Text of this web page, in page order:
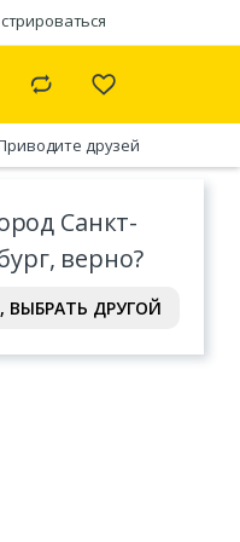
Санкт-
верно?
ВЫБРАТЬ ДРУГОЙ
друзей